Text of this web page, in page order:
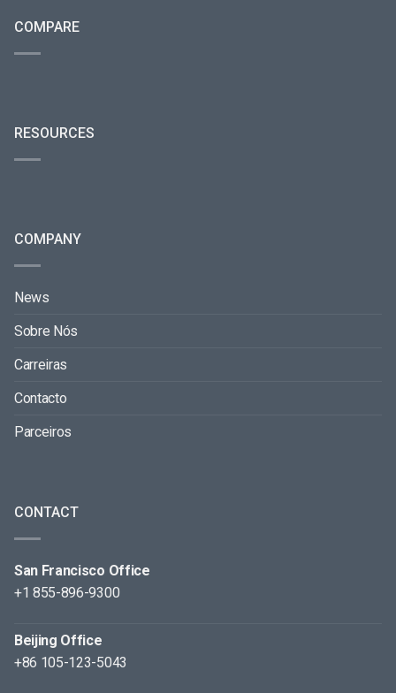
COMPARE
RESOURCES
COMPANY
News
Sobre Nós
Carreiras
Contacto
Parceiros
CONTACT
San Francisco Office
+1 855-896-9300
Beijing Office
+86 105-123-5043